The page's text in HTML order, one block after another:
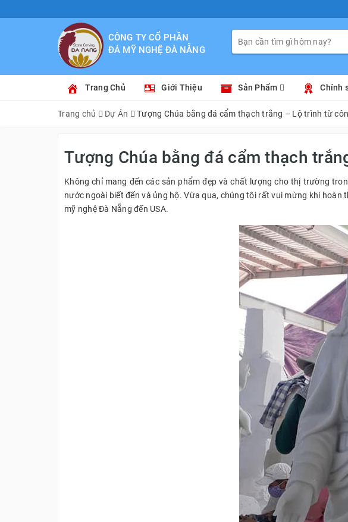
CÔNG TY CỔ PHẦN
ĐÁ MỸ NGHỆ ĐÀ NẴNG
Trang Chủ Giới Thiệu Sản Phẩm Chính
Trang chủ Dự Án Tượng Chúa bằng đá cẩm thạch trắng – Lộ trình từ
Tượng Chúa bằng đá cẩm thạch
Không chỉ mang đến các sản phẩm đẹp và chất lượng cho thị trường
nước ngoài biết đến và ủng hộ. Vừa qua, chúng tôi rất vui mừng khi hoàn
mỹ nghệ Đà Nẵng đến USA.